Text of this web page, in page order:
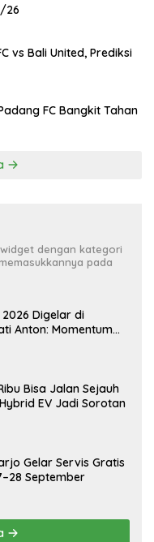
26
vs Bali United, Prediksi
FC Bangkit Tahan
dengan kategori
pada
Digelar di
Anton: Momentum
Bisa Jalan Sejauh
EV Jadi Sorotan
Gelar Servis Gratis
September